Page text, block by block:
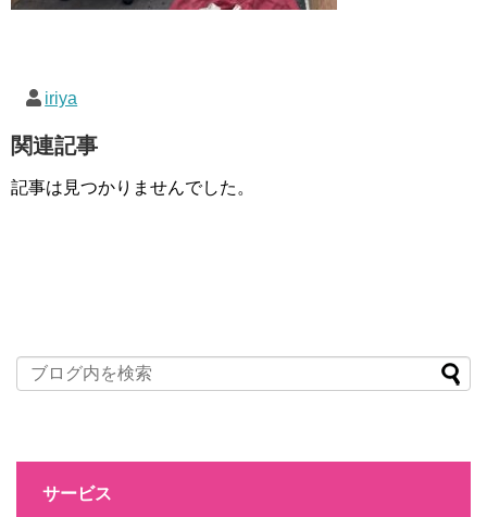
iriya
関連記事
記事は見つかりませんでした。
サービス